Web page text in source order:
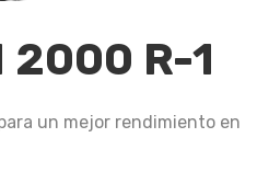
2000 R-1
un mejor rendimiento en